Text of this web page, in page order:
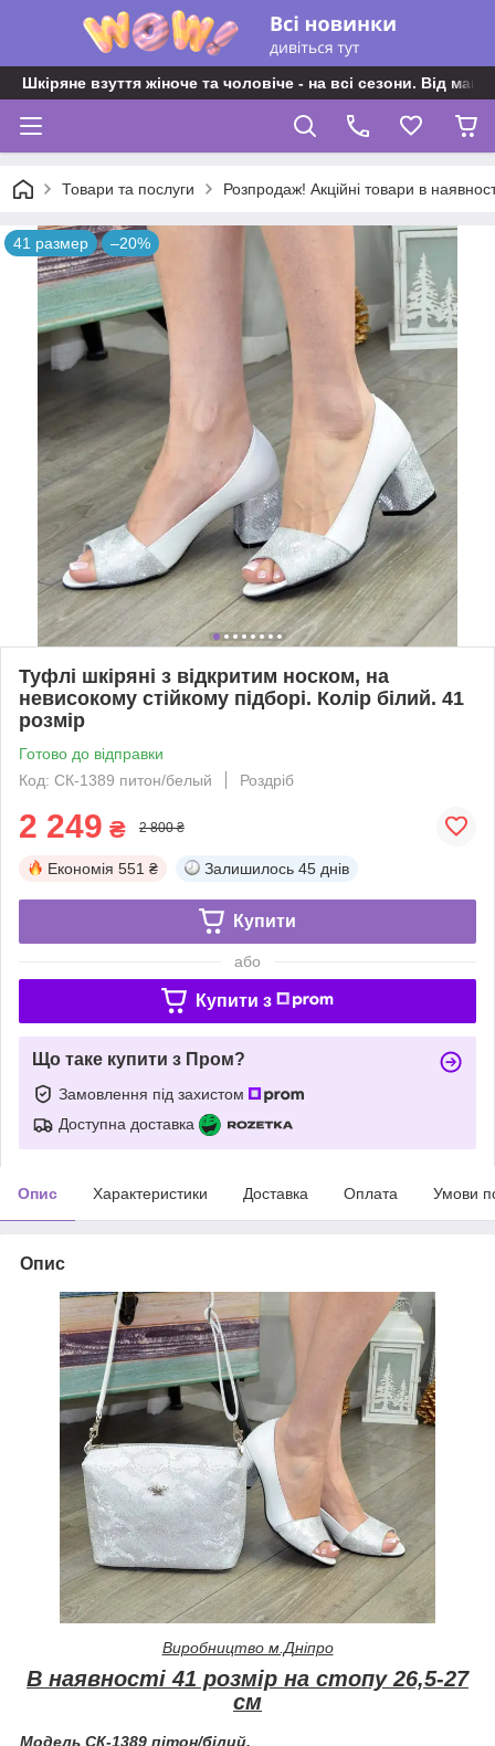
Шкіряне взуття жіноче та чоловіче - на всі сезони. Від
Товари та послуги Розпродаж! Акційні товари в
41 размер –20%
Туфлі шкіряні з відкритим носком, на
невисокому стійкому підборі. Колір білий. 41
розмір
Готово до відправки
Код: СК-1389 питон/белый
Роздріб
2 249 ₴ 2 800 ₴
Економія 551 ₴ Залишилось 45 днів
Купити
або
Купити з
Що таке купити з Пром?
Замовлення під захистом
Доступна доставка
Опис Характеристики Доставка Оплата Умови
Опис
Виробництво м.Дніпро
В наявності 41 розмір на стопу 26,5-27
см
Модель СК-1389 пітон/білий.